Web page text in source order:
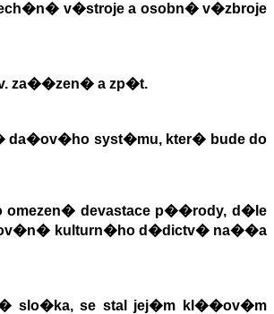
v�stroje a osobn� v�zbroje
za��zen� a zp�t.
da�ov�ho syst�mu, kter� bude do
devastace p��rody, d�le
kulturn�ho d�dictv� na��a
slo�ka, se stal jej�m kl��ov�m